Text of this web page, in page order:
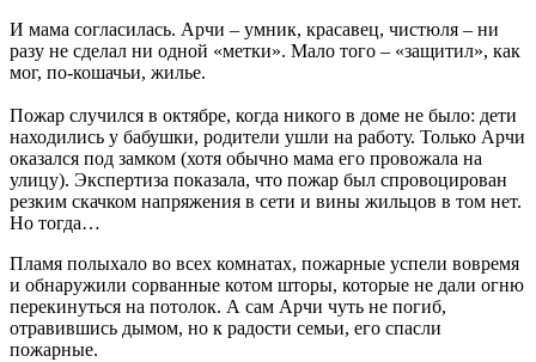
И мама согласилась. Арчи – умник, красавец, чистюля – ни
разу не сделал ни одной «метки». Мало того – «защитил», как
мог, по-кошачьи, жилье.
Пожар случился в октябре, когда никого в доме не было: дети
находились у бабушки, родители ушли на работу. Только Арчи
оказался под замком (хотя обычно мама его провожала на
улицу). Экспертиза показала, что пожар был спровоцирован
резким скачком напряжения в сети и вины жильцов в том нет.
Но тогда…
Пламя полыхало во всех комнатах, пожарные успели вовремя
и обнаружили сорванные котом шторы, которые не дали огню
перекинуться на потолок. А сам Арчи чуть не погиб,
отравившись дымом, но к радости семьи, его спасли
пожарные.